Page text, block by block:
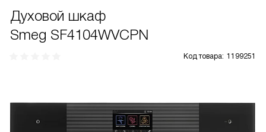
Духовой шкаф
Smeg SF4104WVCPN
Код товара: 1199251